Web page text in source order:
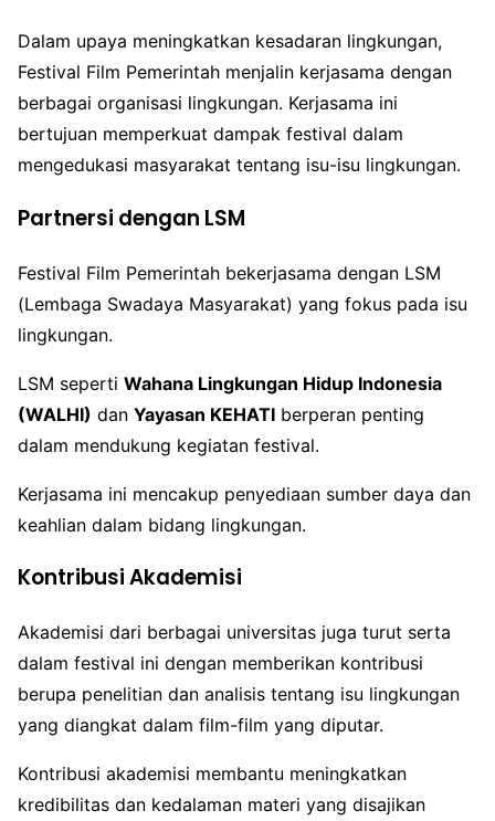
Dalam upaya meningkatkan kesadaran lingkungan,
Festival Film Pemerintah menjalin kerjasama dengan
berbagai organisasi lingkungan. Kerjasama ini
bertujuan memperkuat dampak festival dalam
mengedukasi masyarakat tentang isu-isu lingkungan.
Partnersi dengan LSM
Festival Film Pemerintah bekerjasama dengan LSM
(Lembaga Swadaya Masyarakat) yang fokus pada isu
lingkungan.
LSM seperti Wahana Lingkungan Hidup Indonesia
(WALHI) dan Yayasan KEHATI berperan penting
dalam mendukung kegiatan festival.
Kerjasama ini mencakup penyediaan sumber daya dan
keahlian dalam bidang lingkungan.
Kontribusi Akademisi
Akademisi dari berbagai universitas juga turut serta
dalam festival ini dengan memberikan kontribusi
berupa penelitian dan analisis tentang isu lingkungan
yang diangkat dalam film-film yang diputar.
Kontribusi akademisi membantu meningkatkan
kredibilitas dan kedalaman materi yang disajikan